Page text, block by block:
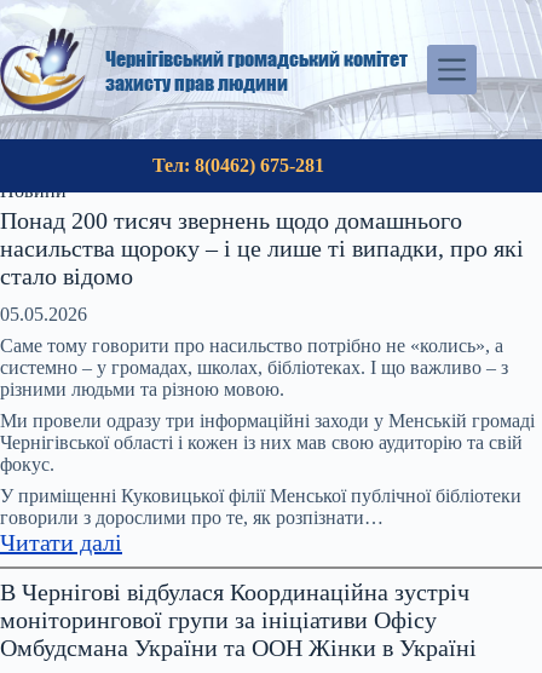
Перейти
до
вмісту
Чернігівський громадський комітет
захисту прав людини
Тел: 8(0462) 675-281
Новини
Понад 200 тисяч звернень щодо домашнього
насильства щороку – і це лише ті випадки, про які
стало відомо
05.05.2026
Саме тому говорити про насильство потрібно не «колись», а
системно – у громадах, школах, бібліотеках. І що важливо – з
різними людьми та різною мовою.
Ми провели одразу три інформаційні заходи у Менській громаді
Чернігівської області і кожен із них мав свою аудиторію та свій
фокус.
У приміщенні Куковицької філії Менської публічної бібліотеки
говорили з дорослими про те, як розпізнати…
Читати далі
Понад
200
тисяч
звернень
В Чернігові відбулася Координаційна зустріч
моніторингової групи за ініціативи Офісу
Омбудсмана України та ООН Жінки в Україні